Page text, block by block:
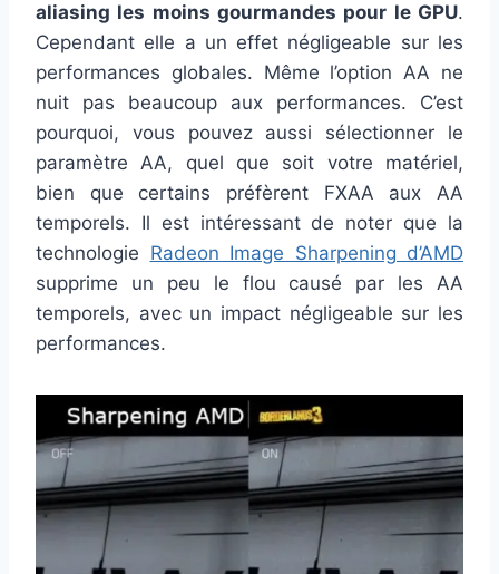
aliasing les moins gourmandes pour le GPU.
Cependant elle a un effet négligeable sur les
performances globales. Même l’option AA ne
nuit pas beaucoup aux performances. C’est
pourquoi, vous pouvez aussi sélectionner le
paramètre AA, quel que soit votre matériel,
bien que certains préfèrent FXAA aux AA
temporels. Il est intéressant de noter que la
technologie Radeon Image Sharpening d’AMD
supprime un peu le flou causé par les AA
temporels, avec un impact négligeable sur les
performances.